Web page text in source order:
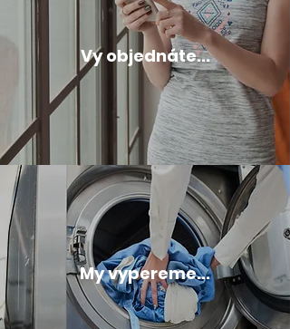
Vy objednáte...
My vypereme...